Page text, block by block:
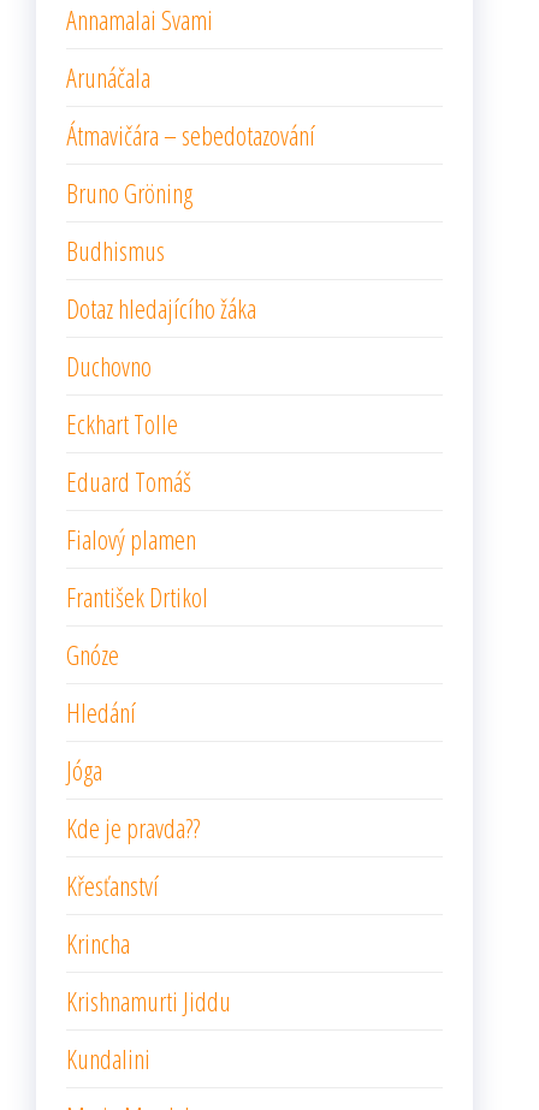
Annamalai Svami
Arunáčala
Átmavičára – sebedotazování
Bruno Gröning
Budhismus
Dotaz hledajícího žáka
Duchovno
Eckhart Tolle
Eduard Tomáš
Fialový plamen
František Drtikol
Gnóze
Hledání
Jóga
Kde je pravda??
Křesťanství
Krincha
Krishnamurti Jiddu
Kundalini